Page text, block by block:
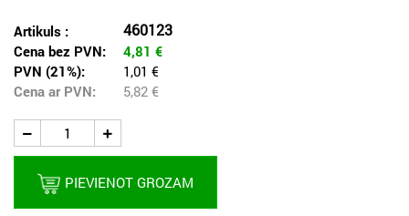
Artikuls : 460123
Cena bez PVN: 4,81 €
PVN (21%):
1,01 €
Cena ar PVN:
5,82 €
PIEVIENOT GROZAM